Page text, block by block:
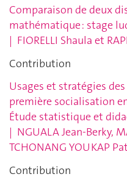
Comparaison de deux
mathématique : stage
| FIORELLI Shaula et
Contribution
Usages et stratégies
première socialisation
Étude statistique et
| NGUALA Jean-Berky,
TCHONANG YOUKAP
Contribution